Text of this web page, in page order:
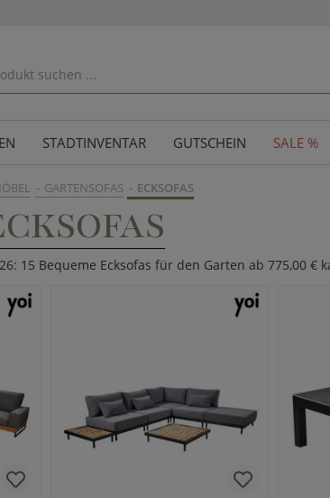
STADTINVENTAR GUTSCHEIN SALE %
GARTENSOFAS ECKSOFAS
15 Bequeme Ecksofas für den Garten ab 775,00 €